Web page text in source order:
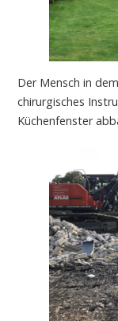
Der Mensch in
chirurgisches
Küchenfenster